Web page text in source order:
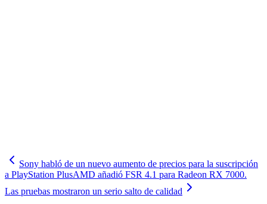
Sony habló de un nuevo aumento de precios para la suscripción
a PlayStation PlusAMD añadió FSR 4.1 para Radeon RX 7000.
Las pruebas mostraron un serio salto de calidad